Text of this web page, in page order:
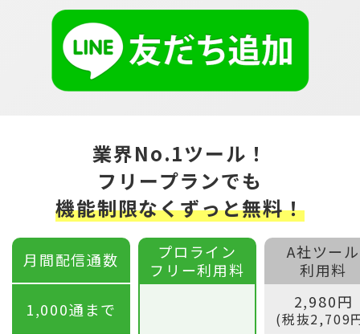
業界No.1ツール！
フリープランでも
機能制限なくずっと無料！
月間配信通数
プロライン
フリー利用料
A社ツール
利用料
1,000通まで
2,980円
(税抜2,709